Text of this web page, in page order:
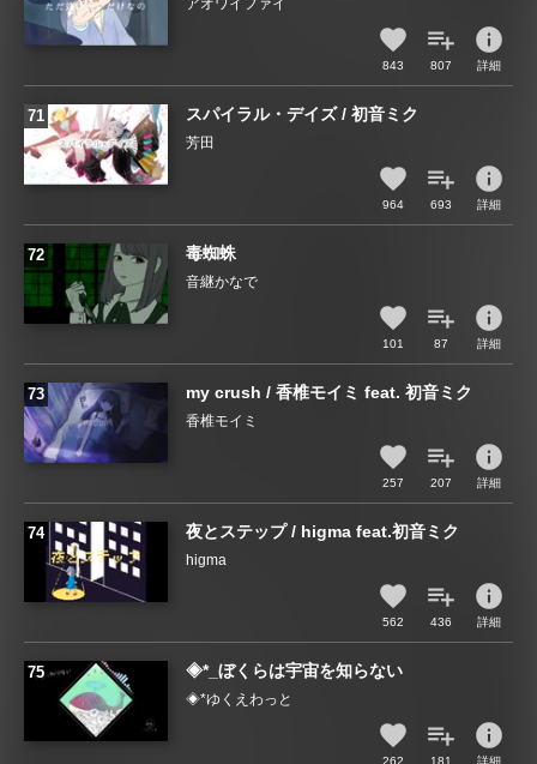
アオワイファイ
843 807
info
詳細
スパイラル・デイズ / 初音ミク
芳田
964 693
info
詳細
毒蜘蛛
音継かなで
101 87
info
詳細
my crush / 香椎モイミ feat. 初音ミク
香椎モイミ
257 207
info
詳細
夜とステップ / higma feat.初音ミク
higma
562 436
info
詳細
◈*_ぼくらは宇宙を知らない
◈*ゆくえわっと
262 181
info
詳細